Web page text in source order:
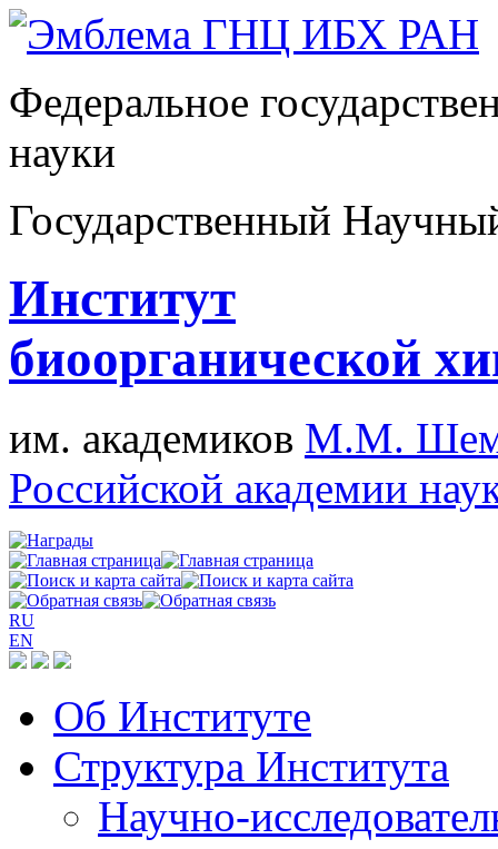
Федеральное
науки
Государственный
Институт
биоорганической
им. академиков М.М.
Российской академии
RU
EN
Об Институте
Структура Института
Научно-